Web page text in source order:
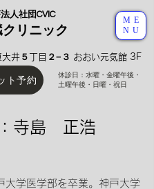
ME
NU
休診日：水曜・金曜午後 ・
土曜午後・日曜・祝日
大井５丁目２−３ おおい元気館 3F
ト予約
リニック
人社団CVIC
寺島 正浩
学医学部を卒業。神戸大学